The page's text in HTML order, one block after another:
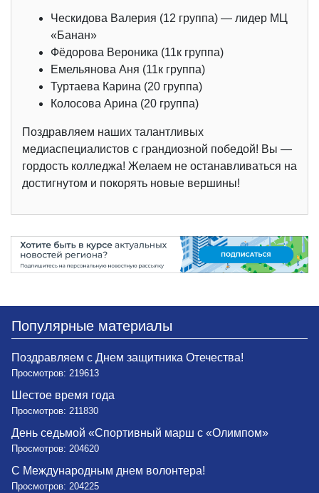
Ческидова Валерия (12 группа) — лидер МЦ
«Банан»
Фёдорова Вероника (11к группа)
Емельянова Аня (11к группа)
Туртаева Карина (20 группа)
Колосова Арина (20 группа)
Поздравляем наших талантливых
медиаспециалистов с грандиозной победой! Вы —
гордость колледжа! Желаем не останавливаться на
достигнутом и покорять новые вершины!
Популярные материалы
Поздравляем с Днем защитника Отечества!
Просмотров: 219613
Шестое время года
Просмотров: 211830
День седьмой «Спортивный марш с «Олимпом»
Просмотров: 204620
С Международным днем волонтера!
Просмотров: 204225